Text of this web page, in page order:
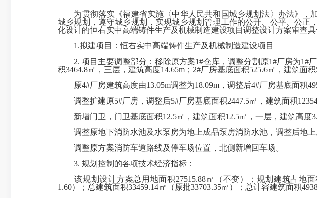
为贯彻落实《福建省实施〈中华人民共和国城乡规划法〉办法》，
城乡规划，遵守城乡规划，实现城乡规划管理工作的公开、公平、公
化设计的恒右实中高端铸件生产及机械制造建设项目调整设计方案审查具
1.拟建项目：恒右实中高端铸件生产及机械制造建设项目
2. 项目主要调整部分：移除原方案1#仓库，调整分割原1#厂房为1#厂
积3464.8㎡，三层，建筑高度14.65m；2#厂房基底面积525.6㎡，建筑面
原4#厂房建筑高度由13.05m调整为18.09m，调整后4#厂房基底面积
调整扩建原5#厂房，调整后5#厂房基底面积2447.5㎡，建筑面积
新增门卫，门卫基底面积12.5㎡，建筑面积12.5㎡，一层，建筑高度
调整原地下消防水池及水泵房为地上成品泵房消防水池，调整后地上
调整原方案消防车道路线及停车场位置，北侧新增回车场。
3. 规划控制的各项技术经济指标：
该规划设计方案总用地面积27515.88㎡（不变）；规划建筑占地面
1.60）；总建筑面积33459.14㎡（原批33703.35㎡）；总计容建筑面积